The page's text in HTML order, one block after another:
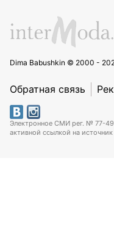
Dima Babushkin © 2000 -
Обратная связь
Электронное СМИ рег. № 77-
активной ссылкой на источник